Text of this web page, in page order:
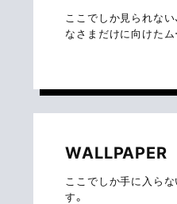
ここでしか見られな
なさまだけに向けたム
WALLPAPER
ここでしか手に入ら
す。